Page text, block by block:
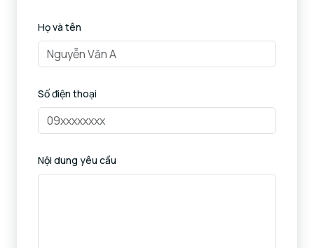
Họ và tên
Số điện thoại
Nội dung yêu cầu